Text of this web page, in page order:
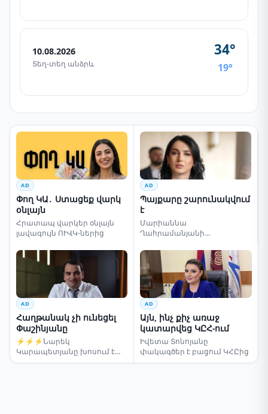
10.08.2026
Տեղ-տեղ անձրև
34°
19°
AD
Փող ԿԱ․ Ստացեք վարկ
օնլայն
Հրատապ վարկեր օնլայն
լավագույն ՈՒՎԿ-ներից
AD
Պայքարը շարունակվում
է
Մարիաննա
Ղահրամանյանի
AD
Հաղթանակ չի ունեցել
Փաշինյանը
⚡⚡⚡Նարեկ
Կարապետյանը խոսում է
ընտրությունների մասին
AD
Այն, ինչ քիչ առաջ
կատարվեց ԿԸՀ-ում
Իվետա Տոնոյանը
փակագծեր է բացում ԿՀԸից